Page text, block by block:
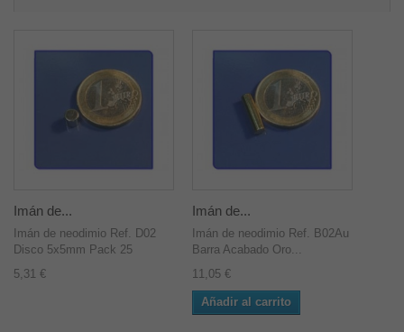
Imán de...
Imán de neodimio Ref. D02
Disco 5x5mm Pack 25
5,31 €
Imán de...
Imán de neodimio Ref. B02Au
Barra Acabado Oro...
11,05 €
Añadir al carrito